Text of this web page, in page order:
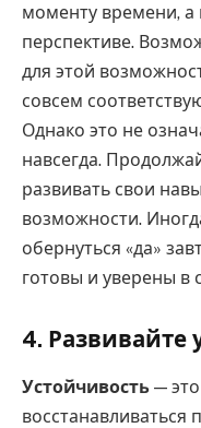
моменту времени,
перспективе.
для этой
совсем
Однако это не
навсегда.
развивать свои
возможности.
обернуться «да»
готовы и уверены в
4. Развивайте
Устойчивость —
восстанавливаться